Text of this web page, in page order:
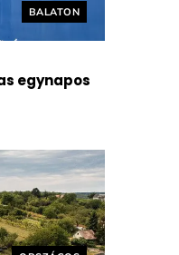
Helyszín címkék:
BALATON
egynapos